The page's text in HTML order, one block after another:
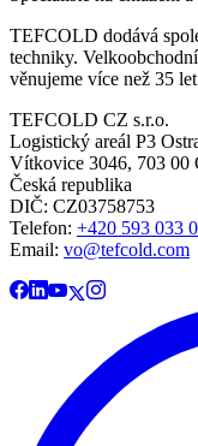
TEFCOLD dodává
techniky.
věnujeme více než 35
TEFCOLD CZ s.r.o.
Logistický areál P3
Vítkovice 3046, 703 00
Česká republika
DIČ: CZ03758753​​​​​​
Telefon: +420 593 033
Email: vo@tefcold.com